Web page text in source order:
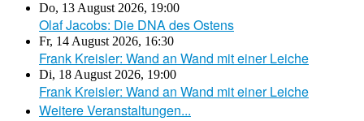
Do, 13 August 2026, 19:00
Olaf Jacobs: Die DNA des Ostens
Fr, 14 August 2026, 16:30
Frank Kreisler: Wand an Wand mit einer Leiche
Di, 18 August 2026, 19:00
Frank Kreisler: Wand an Wand mit einer Leiche
Weitere Veranstaltungen...